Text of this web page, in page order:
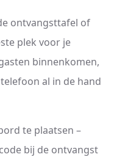
ontvangsttafel of
plek voor je
binnenkomen,
al in de hand
te plaatsen –
bij de ontvangst